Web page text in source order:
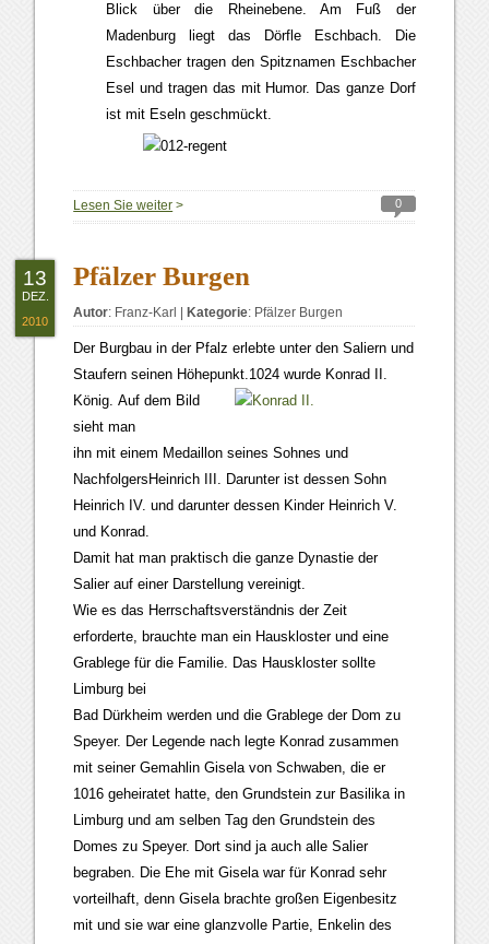
Blick über die Rheinebene. Am Fuß der
Madenburg liegt das Dörfle Eschbach. Die
Eschbacher tragen den Spitznamen Eschbacher
Esel und tragen das mit Humor. Das ganze Dorf
ist mit Eseln geschmückt.
Lesen Sie weiter > 0
Pfälzer Burgen
Autor: Franz-Karl Kategorie: Pfälzer Burgen
Der Burgbau in der Pfalz erlebte unter den Saliern und
Staufern seinen Höhepunkt.1024 wurde Konrad II.
König.Auf dem Bild
sieht man
ihn mit einem Medaillon seines Sohnes und
NachfolgersHeinrich III. Darunter ist dessen Sohn
Heinrich IV. und darunter dessen Kinder Heinrich V.
und Konrad.
Damit hat man praktisch die ganze Dynastie der
Salier auf einer Darstellung vereinigt.
Wie es das Herrschaftsverständnis der Zeit
erforderte, brauchte man ein Hauskloster und eine
Grablege für die Familie. Das Hauskloster sollte
Limburg bei
Bad Dürkheim werden und die Grablege der Dom zu
Speyer. Der Legende nach legte Konrad zusammen
mit seiner Gemahlin Gisela von Schwaben, die er
1016 geheiratet hatte, den Grundstein zur Basilika in
Limburg und am selben Tag den Grundstein des
Domes zu Speyer. Dort sind ja auch alle Salier
begraben. Die Ehe mit Gisela war für Konrad sehr
vorteilhaft, denn Gisela brachte großen Eigenbesitz
mit und sie war eine glanzvolle Partie, Enkelin des
13
DEZ.
2010